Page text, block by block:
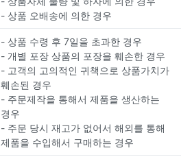
- 상품 오배송에 의한 경우
- 상품 수령 후 7일을 초과한 경우
- 개별 포장 상품의 포장을 훼손한 경우
- 고객의 고의적인 귀책으로 상품가치가
훼손된 경우
- 주문제작을 통해서 제품을 생산하는
경우
- 주문 당시 재고가 없어서 해외를 통해
제품을 수입해서 구매하는 경우